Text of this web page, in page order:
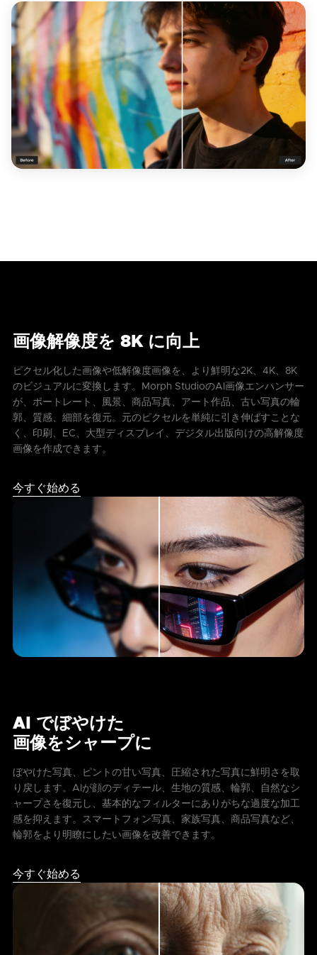
画像解像度を 8K に向上
ピクセル化した画像や低解像度画像を、より鮮明な2K、4K、8K
のビジュアルに変換します。Morph StudioのAI画像エンハンサー
が、ポートレート、風景、商品写真、アート作品、古い写真の輪
郭、質感、細部を復元。元のピクセルを単純に引き伸ばすことな
く、印刷、EC、大型ディスプレイ、デジタル出版向けの高解像度
画像を作成できます。
今すぐ始める
AI でぼやけた
画像をシャープに
ぼやけた写真、ピントの甘い写真、圧縮された写真に鮮明さを取
り戻します。AIが顔のディテール、生地の質感、輪郭、自然なシ
ャープさを復元し、基本的なフィルターにありがちな過度な加工
感を抑えます。スマートフォン写真、家族写真、商品写真など、
輪郭をより明瞭にしたい画像を改善できます。
今すぐ始める